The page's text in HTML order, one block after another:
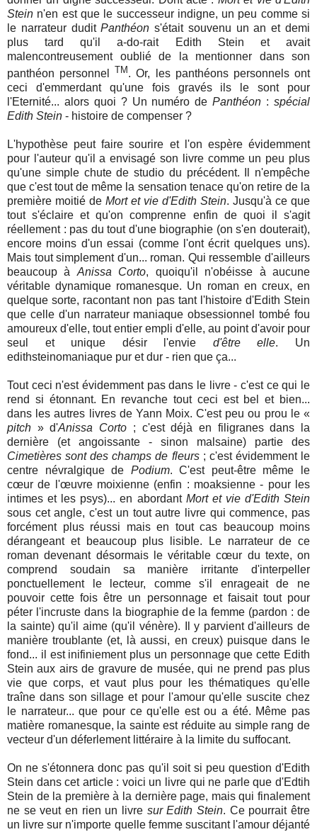
Stein n'en est que le successeur indigne, un peu comme si
le narrateur duditPanthéon s'était souvenu un an et demi
plus tard qu'il a-do-rait Edith Stein et avait
malencontreusement oublié de la mentionner dans son
panthéon personnel TM . Or, les panthéons personnels ont
ceci d'emmerdant qu'une fois gravés ils le sont pour
l'Eternité... alors quoi ? Un numéro dePanthéon :spécial
Edith Stein - histoire de compenser ?
L'hypothèse peut faire sourire et l'on espère évidemment
pour l'auteur qu'il a envisagé son livre comme un peu plus
qu'une simple chute de studio du précédent. Il n'empêche
que c'est tout de même la sensation tenace qu'on retire de la
première moitié de Mort et vie d'Edith Stein. Jusqu'à ce que
tout s'éclaire et qu'on comprenne enfin de quoi il s'agit
réellement : pas du tout d'une biographie (on s'en douterait),
encore moins d'un essai (comme l'ont écrit quelques uns).
Mais tout simplement d'un... roman. Qui ressemble d'ailleurs
beaucoup à Anissa Corto, quoiqu'il n'obéisse à aucune
véritable dynamique romanesque. Un roman en creux, en
quelque sorte, racontant non pas tant l'histoire d'Edith Stein
que celle d'un narrateur maniaque obsessionnel tombé fou
amoureux d'elle, tout entier empli d'elle, au point d'avoir pour
seul et unique désir l'envie d'être elle. Un
edithsteinomaniaque pur et dur - rien que ça...
Tout ceci n'est évidemment pas dans le livre - c'est ce qui le
rend si étonnant. En revanche tout ceci est bel et bien...
dans les autres livres de Yann Moix. C'est peu ou prou le «
pitch » d'Anissa Corto ; c'est déjà en filigranes dans la
dernière (et angoissante - sinon malsaine) partie des
Cimetières sont des champs de fleurs ; c'est évidemment le
centre névralgique de Podium. C'est peut-être même le
cœur de l'œuvre moixienne (enfin : moaksienne - pour les
intimes et les psys)... en abordant Mort et vie d'Edith Stein
sous cet angle, c'est un tout autre livre qui commence, pas
forcément plus réussi mais en tout cas beaucoup moins
dérangeant et beaucoup plus lisible. Le narrateur de ce
roman devenant désormais le véritable cœur du texte, on
comprend soudain sa manière irritante d'interpeller
ponctuellement le lecteur, comme s'il enrageait de ne
pouvoir cette fois être un personnage et faisait tout pour
péter l'incruste dans la biographie de la femme (pardon : de
la sainte) qu'il aime (qu'il vénère). Il y parvient d'ailleurs de
manière troublante (et, là aussi, en creux) puisque dans le
fond... il est inifiniement plus un personnage que cette Edith
Stein aux airs de gravure de musée, qui ne prend pas plus
vie que corps, et vaut plus pour les thématiques qu'elle
traîne dans son sillage et pour l'amour qu'elle suscite chez
le narrateur... que pour ce qu'elle est ou a été. Même pas
matière romanesque, la sainte est réduite au simple rang de
vecteur d'un déferlement littéraire à la limite du suffocant.
On ne s'étonnera donc pas qu'il soit si peu question d'Edith
Stein dans cet article : voici un livre qui ne parle que d'Edtih
Stein de la première à la dernière page, mais qui finalement
ne se veut en rien un livre sur Edith Stein. Ce pourrait être
un livre sur n'importe quelle femme suscitant l'amour déjanté